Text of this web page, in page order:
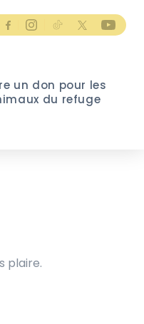
un don pour les
du refuge
plaire.